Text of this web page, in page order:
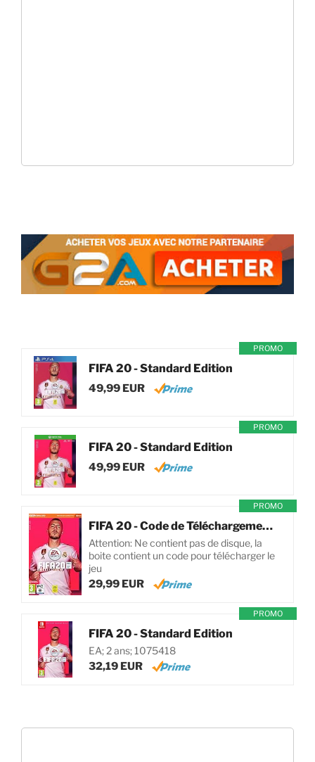
PROMO
FIFA 20 - Standard Edition
49,99 EUR
PROMO
FIFA 20 - Standard Edition
49,99 EUR
PROMO
FIFA 20 - Code de Téléchargement pour PC
Attention: Ne contient pas de disque, la
boite contient un code pour télécharger le
jeu
29,99 EUR
PROMO
FIFA 20 - Standard Edition
EA; 2 ans; 1075418
32,19 EUR